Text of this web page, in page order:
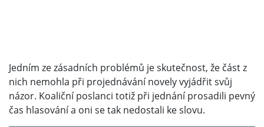
Jedním ze zásadních problémů je skutečnost, že část z
nich nemohla při projednávání novely vyjádřit svůj
názor. Koaliční poslanci totiž při jednání prosadili pevný
čas hlasování a oni se tak nedostali ke slovu.